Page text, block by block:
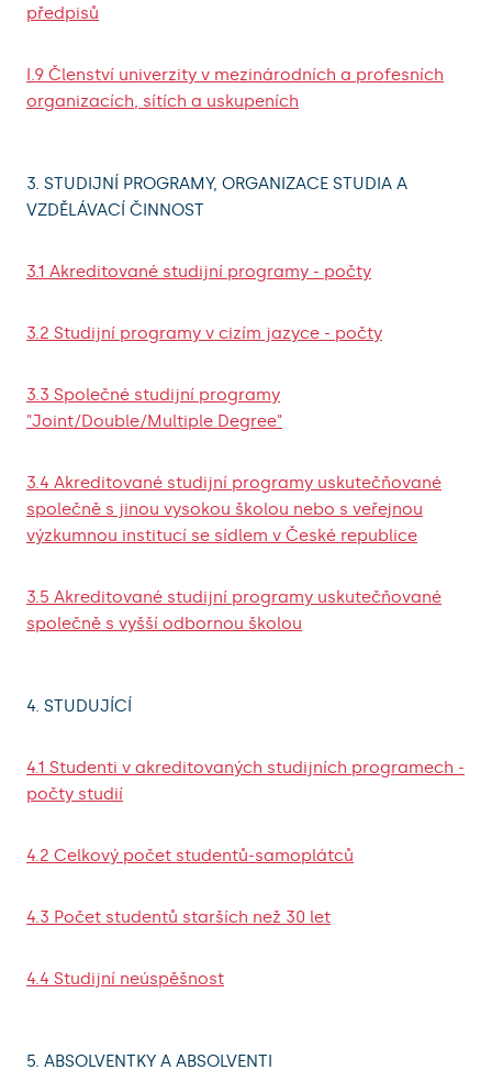
předpisů
I.9 Členství univerzity v mezinárodních a profesních
organizacích, sítích a uskupeních
3. STUDIJNÍ PROGRAMY, ORGANIZACE STUDIA A
VZDĚLÁVACÍ ČINNOST
3.1 Akreditované studijní programy - počty
3.2 Studijní programy v cizím jazyce - počty
3.3 Společné studijní programy
"Joint/Double/Multiple Degree"
3.4 Akreditované studijní programy uskutečňované
společně s jinou vysokou školou nebo s veřejnou
výzkumnou institucí se sídlem v České republice
3.5 Akreditované studijní programy uskutečňované
společně s vyšší odbornou školou
4. STUDUJÍCÍ
4.1 Studenti v akreditovaných studijních programech -
počty studií
4.2 Celkový počet studentů-samoplátců
4.3 Počet studentů starších než 30 let
4.4 Studijní neúspěšnost
5. ABSOLVENTKY A ABSOLVENTI